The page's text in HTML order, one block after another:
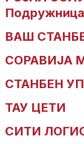
ВАШ
СОРАВИЈА
СТАНБЕН
ТАУ ЦЕТИ
СИТИ